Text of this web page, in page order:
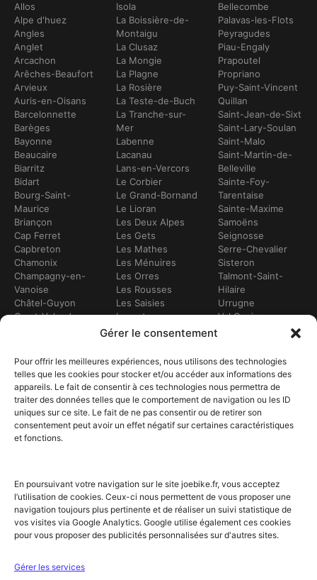
Gérer le consentement
Pour offrir les meilleures expériences, nous utilisons des technologies
telles que les cookies pour stocker et/ou accéder aux informations des
appareils. Le fait de consentir à ces technologies nous permettra de
traiter des données telles que le comportement de navigation ou les ID
uniques sur ce site. Le fait de ne pas consentir ou de retirer son
consentement peut avoir un effet négatif sur certaines caractéristiques
et fonctions.
En poursuivant votre navigation sur le site joebike.fr, vous acceptez
l’utilisation de cookies. Ceux-ci nous permettent de vous proposer une
navigation toujours plus pertinente et de réaliser un suivi statistique de
vos visites via Google Analytics. Google utilise également ces cookies
pour vous proposer des publicités personnalisées sur d'autres sites.
Gérer les services
Allos
Alpe d'huez
Angles
Anglet
Arcachon
Arêches-Beaufort
Arvieux
Auris-en-Oisans
Barcelonnette
Barèges
Bayonne
Beaucaire
Biarritz
Bidart
Bourg-Saint-
Maurice
Briançon
Cap Ferret
Capbreton
Chamonix
Champagny-en-
Vanoise
Châtel-Guyon
Crest-Voland
Embrun
Flumet
Frontignan
Gourette
Gruissan
Hendaye
Hossegor
Isola
La Boissière-de-
Montaigu
La Clusaz
La Mongie
La Plagne
La Rosière
La Teste-de-Buch
La Tranche-sur-
Mer
Labenne
Lacanau
Lans-en-Vercors
Le Corbier
Le Grand-Bornand
Le Lioran
Les Deux Alpes
Les Gets
Les Mathes
Les Ménuires
Les Orres
Les Rousses
Les Saisies
Leucate
Lézignan-
Loudenvielle
Luchon
Luz-Saint-Sauveur
Marennes
Marseille
Méribel
Bellecombe
Palavas-les-Flots
Peyragudes
Piau-Engaly
Prapoutel
Propriano
Puy-Saint-Vincent
Quillan
Saint-Jean-de-Sixt
Saint-Lary-Soulan
Saint-Malo
Saint-Martin-de-
Belleville
Sainte-Foy-
Tarentaise
Sainte-Maxime
Samoëns
Seignosse
Serre-Chevalier
Sisteron
Talmont-Saint-
Hilaire
Urrugne
Val Cenis
Valberg
Vars
Vendays-
Montalivet
Villard-de-Lans
Villarodin-Bourget
Achat de vélo
Atelier vélo
Livraison à domicile
Itinéraires vélo
Sorties guidées
NOTRE RÉSEAU ET PARTENAIRES
Offre partenaires hébergeurs